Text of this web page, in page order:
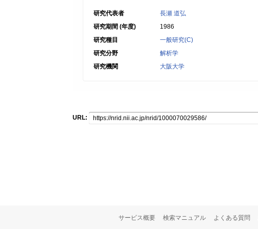
研究代表者
長瀬 道弘
研究期間 (年度)
1986
研究種目
一般研究(C)
研究分野
解析学
研究機関
大阪大学
URL:
サービス概要 検索マニュアル よくある質問